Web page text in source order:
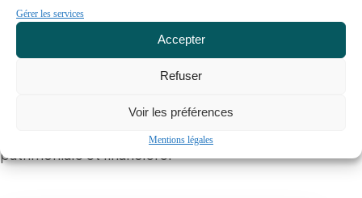
Gérer les services
Accepter
Refuser
Voir les préférences
Mentions légales
Notre équipe vous accompagne avec des
solutions personnalisées, adaptées à votre profil
et à vos projets. Quelle que soit la nature de votre
structure, nous mettons à votre service notre
patrimoniale et financière.